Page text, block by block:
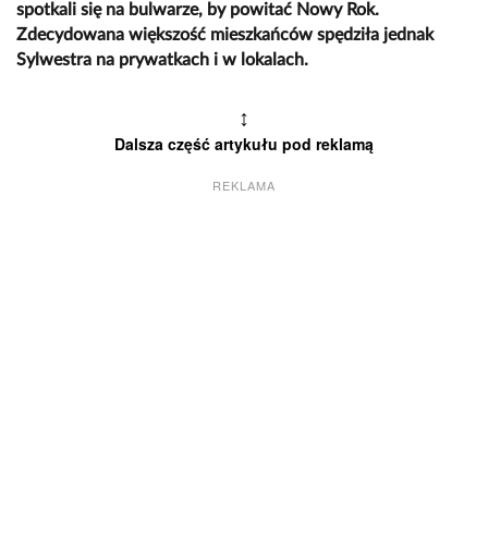
spotkali się na bulwarze, by powitać Nowy Rok.
Zdecydowana większość mieszkańców spędziła jednak
Sylwestra na prywatkach i w lokalach.
↕
Dalsza część artykułu pod reklamą
REKLAMA